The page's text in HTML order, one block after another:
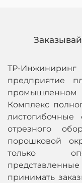
ТР-
предприятие
Комплекс
листогибочные
отрезного
порошковой
только
принимать